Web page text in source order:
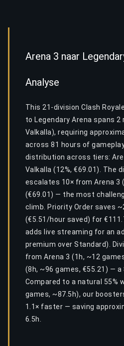
Arena 3 naar
Analyse
This 21-division Clash
to Legendary Arena spans
Valkalla), requiring
across 81 hours of
distribution across tiers:
Valkalla (12%, €69.01). The
escalates 10× from Arena 3
(€69.01) — the most
climb. Priority Order saves
(€5.51/hour saved) for
adds live streaming for an
premium over Standard).
from Arena 3 (1h, ~12
(8h, ~96 games, €55.21) — a
Compared to a natural 55%
games, ~87.5h), our
1.1× faster — saving
6.5h.